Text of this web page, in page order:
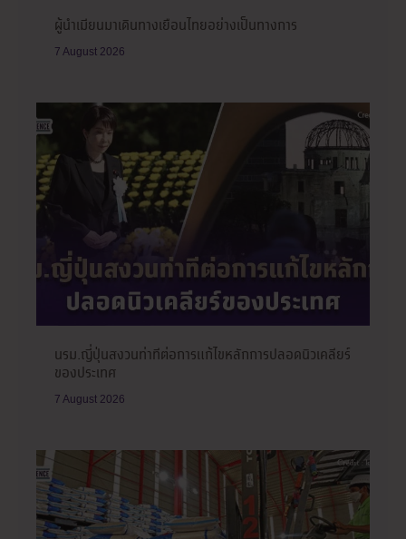
ผู้นำเมียนมาเดินทางเยือนไทยอย่างเป็นทางการ
7 August 2026
นรม.ญี่ปุ่นสงวนท่าทีต่อการแก้ไขหลักการปลอดนิวเคลียร์
ของประเทศ
7 August 2026